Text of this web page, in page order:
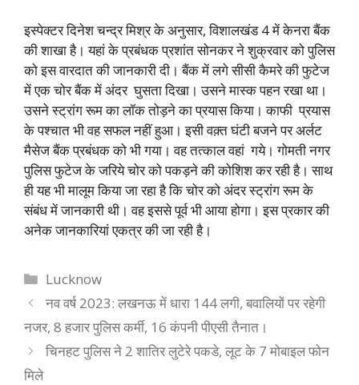
इस्पेक्टर दिनेश चन्द्र मिश्र के अनुसार, विशालखंड 4 में केनरा बैंक
की शाखा है। यहां के प्रबंधक प्रशांत सोनकर ने शुक्रवार को पुलिस
को इस वारदात की जानकारी दी। बैंक में लगे सीसी कैमरे की फुटेज
में एक चोर बैंक में अंदर घुसता दिखा। उसने मास्क पहन रखा था।
उसने स्ट्रांग रूम का लॉक तोड़ने का प्रयास किया। काफी प्रयास
के पश्चात भी वह सफल नहीं हुआ। इसी वक़्त घंटी बजने पर अर्लट
मैसेज बैंक प्रबंधक को भी गया। वह तत्काल वहां गये। गोमती नगर
पुलिस फुटेज के जरिये चोर को पकड़ने की कोशिश कर रही है। साथ
ही यह भी मालूम किया जा रहा है कि चोर को अंदर स्ट्रांग रूम के
संबंध में जानकारी थी। वह इससे पूर्व भी आया होगा। इस प्रकार की
अनेक जानकारियां एकत्र की जा रही है।
Categories
Lucknow
नव वर्ष 2023: लखनऊ में धारा 144 लगी, बवालियों पर रहेगी
नजर, 8 हजार पुलिस कर्मी, 16 कंपनी पीएसी तैनात।
चिनहट पुलिस ने 2 शातिर लुटेरे पकडे, लूट के 7 मोबाइल फोन
मिले